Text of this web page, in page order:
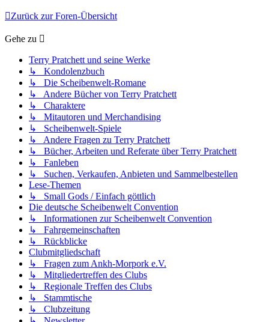
Zurück zur Foren-Übersicht
Gehe zu
Terry Pratchett und seine Werke
↳ Kondolenzbuch
↳ Die Scheibenwelt-Romane
↳ Andere Bücher von Terry Pratchett
↳ Charaktere
↳ Mitautoren und Merchandising
↳ Scheibenwelt-Spiele
↳ Andere Fragen zu Terry Pratchett
↳ Bücher, Arbeiten und Referate über Terry Pratchett
↳ Fanleben
↳ Suchen, Verkaufen, Anbieten und Sammelbestellen
Lese-Themen
↳ Small Gods / Einfach göttlich
Die deutsche Scheibenwelt Convention
↳ Informationen zur Scheibenwelt Convention
↳ Fahrgemeinschaften
↳ Rückblicke
Clubmitgliedschaft
↳ Fragen zum Ankh-Morpork e.V.
↳ Mitgliedertreffen des Clubs
↳ Regionale Treffen des Clubs
↳ Stammtische
↳ Clubzeitung